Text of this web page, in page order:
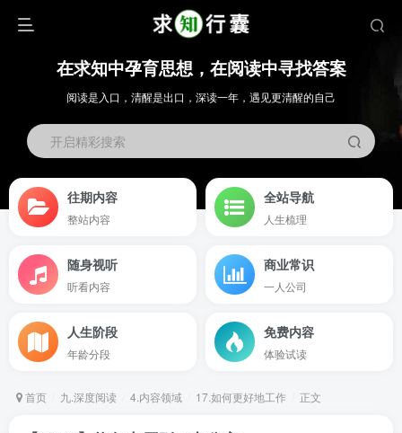
在求知中孕育思想，在阅读中寻找答案
阅读是入口，清醒是出口，深读一年，遇见更清醒的自己
开启精彩搜索
往期内容
整站内容
全站导航
人生梳理
随身视听
听看内容
商业常识
一人公司
人生阶段
年龄分段
免费内容
体验试读
首页 九.深度阅读 4.内容领域 17.如何更好地工作 正文